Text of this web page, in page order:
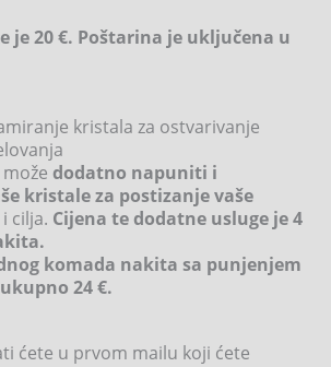
je 20 €. Poštarina je uključena u
kristala za ostvarivanje
dodatno napuniti i
kristale za postizanje vaše
i cilja. Cijena te dodatne usluge je 4
komada nakita sa punjenjem
24 €.
ćete u prvom mailu koji ćete